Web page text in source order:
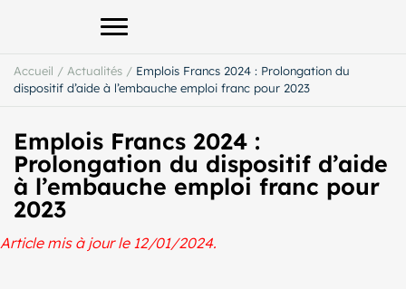
Afficher le menu principal
Accueil / Actualités / Emplois Francs 2024 : Prolongation du
dispositif d’aide à l’embauche emploi franc pour 2023
Emplois Francs 2024 :
Prolongation du dispositif d’aide
à l’embauche emploi franc pour
2023
Article mis à jour le 12/01/2024.